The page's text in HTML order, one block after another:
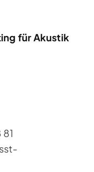
für Akustik